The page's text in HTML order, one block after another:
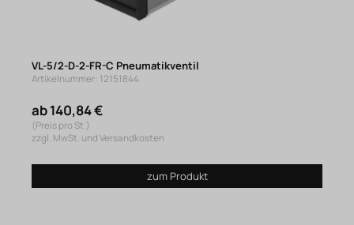
VL-5/2-D-2-FR-C Pneumatikventil
Artikelnummer: 12151844
ab 140,84 €
(Preis pro St.)
zzgl. MwSt. und Versandkosten
zum Produkt